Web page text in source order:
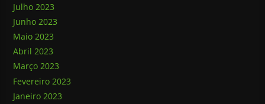
Julho 2023
Junho 2023
Maio 2023
Abril 2023
Março 2023
Fevereiro 2023
Janeiro 2023